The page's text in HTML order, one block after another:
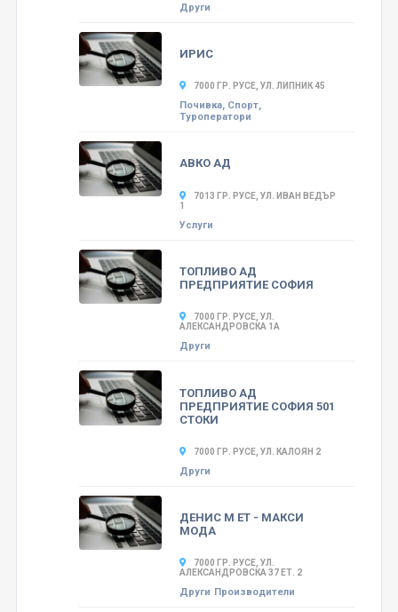
Други
ИРИС
7000 ГР. РУСЕ, УЛ. ЛИПНИК 45
Почивка, Спорт,
Туроператори
АВКО АД
7013 ГР. РУСЕ, УЛ. ИВАН ВЕДЪР
1
Услуги
ТОПЛИВО АД
ПРЕДПРИЯТИЕ СОФИЯ
7000 ГР. РУСЕ, УЛ.
АЛЕКСАНДРОВСКА 1А
Други
ТОПЛИВО АД
ПРЕДПРИЯТИЕ СОФИЯ 501
СТОКИ
7000 ГР. РУСЕ, УЛ. КАЛОЯН 2
Други
ДЕНИС М ЕТ - МАКСИ
МОДА
7000 ГР. РУСЕ, УЛ.
АЛЕКСАНДРОВСКА 37 ЕТ. 2
Други Производители